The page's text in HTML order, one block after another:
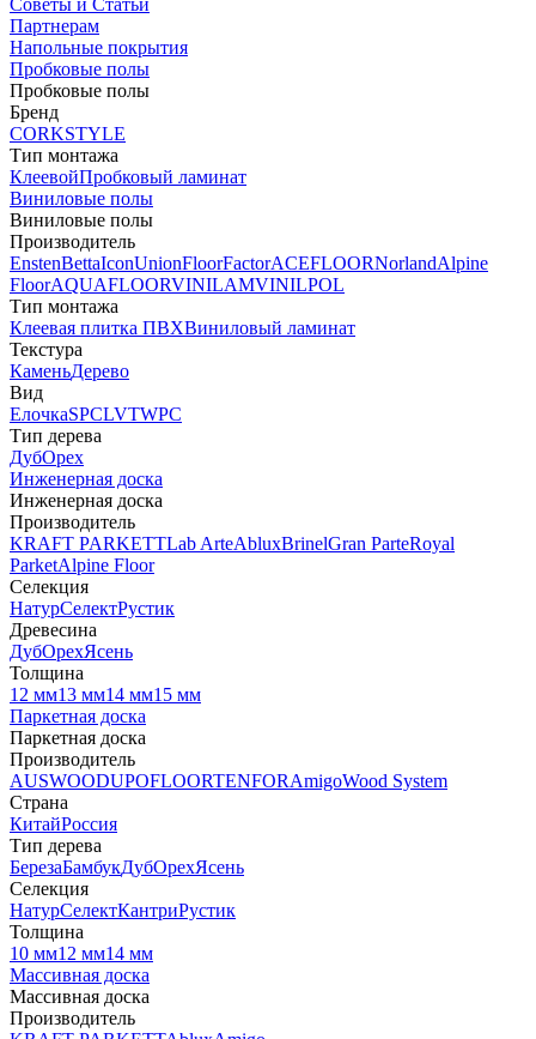
Советы и Статьи
Партнерам
Напольные покрытия
Пробковые полы
Пробковые полы
Бренд
CORKSTYLE
Тип монтажа
КлеевойПробковый ламинат
Виниловые полы
Виниловые полы
Производитель
EnstenBettaIconUnionFloorFactorACEFLOORNorlandAlpine
FloorAQUAFLOORVINILAMVINILPOL
Тип монтажа
Клеевая плитка ПВХВиниловый ламинат
Текстура
КаменьДерево
Вид
ЕлочкаSPCLVTWPC
Тип дерева
ДубОрех
Инженерная доска
Инженерная доска
Производитель
KRAFT PARKETTLab ArteAbluxBrinelGran ParteRoyal
ParketAlpine Floor
Селекция
НатурСелектРустик
Древесина
ДубОрехЯсень
Толщина
12 мм13 мм14 мм15 мм
Паркетная доска
Паркетная доска
Производитель
AUSWOODUPOFLOORTENFORAmigoWood System
Страна
КитайРоссия
Тип дерева
БерезаБамбукДубОрехЯсень
Селекция
НатурСелектКантриРустик
Толщина
10 мм12 мм14 мм
Массивная доска
Массивная доска
Производитель